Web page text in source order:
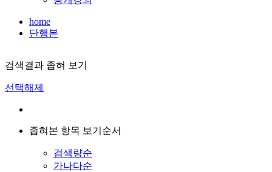
home
단행본
검색결과 좁혀 보기
선택해제
좁혀본 항목 보기순서
검색량순
가나다순